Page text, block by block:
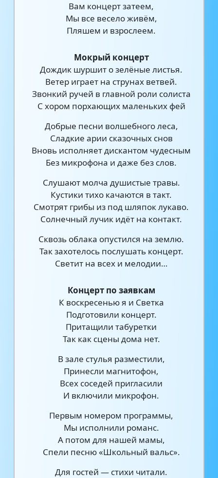
Вам концерт затеем,
Мы все весело живём,
Пляшем и взрослеем.
Мокрый концерт
Дождик шуршит о зелёные листья.
Ветер играет на струнах ветвей.
Звонкий ручей в главной роли солиста
С хором порхающих маленьких фей
Добрые песни волшебного леса,
Сладкие арии сказочных снов
Вновь исполняет дискантом чудесным
Без микрофона и даже без слов.
Слушают молча душистые травы.
Кустики тихо качаются в такт.
Смотрят грибы из под шляпок лукаво.
Солнечный лучик идёт на контакт.
Сквозь облака опустился на землю.
Так захотелось послушать концерт.
Светит на всех и мелодии…
Концерт по заявкам
К воскресенью я и Светка
Подготовили концерт.
Притащили табуретки
Так как сцены дома нет.
В зале стулья разместили,
Принесли магнитофон,
Всех соседей пригласили
И включили микрофон.
Первым номером программы,
Мы исполнили романс.
А потом для нашей мамы,
Спели песню «Школьный вальс».
Для гостей — стихи читали.